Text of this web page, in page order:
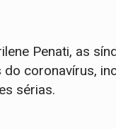
Penati, as
coronavírus,
sérias.